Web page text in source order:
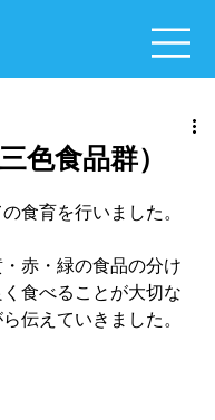
色食品群）
食育を行いました。
赤・緑の食品の分け
食べることが大切な
伝えていきました。